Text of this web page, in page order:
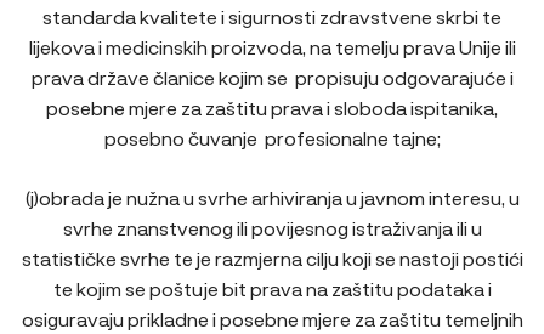
standarda kvalitete i sigurnosti zdravstvene skrbi te
lijekova i medicinskih proizvoda, na temelju prava Unije ili
prava države članice kojim se propisuju odgovarajuće i
posebne mjere za zaštitu prava i sloboda ispitanika,
posebno čuvanje profesionalne tajne;
(j)obrada je nužna u svrhe arhiviranja u javnom interesu, u
svrhe znanstvenog ili povijesnog istraživanja ili u
statističke svrhe te je razmjerna cilju koji se nastoji postići
te kojim se poštuje bit prava na zaštitu podataka i
osiguravaju prikladne i posebne mjere za zaštitu temeljnih